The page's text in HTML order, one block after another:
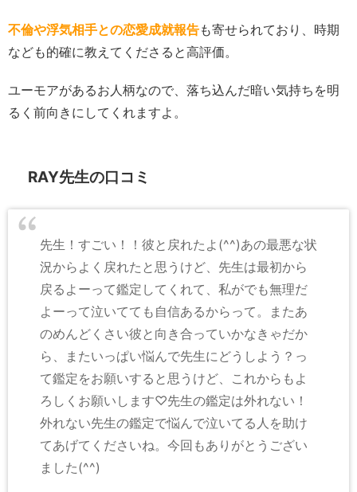
不倫や浮気相手との恋愛成就報告も寄せられており、時期
なども的確に教えてくださると高評価。
ユーモアがあるお人柄なので、落ち込んだ暗い気持ちを明
るく前向きにしてくれますよ。
RAY先生の口コミ
先生！すごい！！彼と戻れたよ(^^)あの最悪な状
況からよく戻れたと思うけど、先生は最初から
戻るよーって鑑定してくれて、私がでも無理だ
よーって泣いてても自信あるからって。またあ
のめんどくさい彼と向き合っていかなきゃだか
ら、またいっぱい悩んで先生にどうしよう？っ
て鑑定をお願いすると思うけど、これからもよ
ろしくお願いします♡先生の鑑定は外れない！
外れない先生の鑑定で悩んで泣いてる人を助け
てあげてくださいね。今回もありがとうござい
ました(^^)